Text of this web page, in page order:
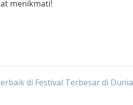
menikmati!
di Festival Terbesar di Dunia